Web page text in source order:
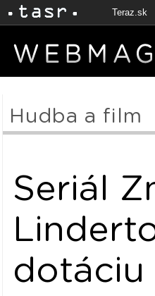
Teraz.sk
Hudba a film
Seriál
dotáciu